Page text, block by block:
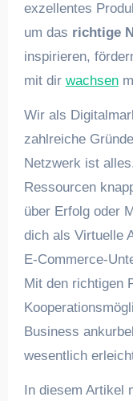
exzellentes
um das richtige
inspirieren,
mit dir wachsen
Wir als
zahlreiche
Netzwerk ist
Ressourcen
über Erfolg oder
dich als Virtuelle
E-Commerce-
Mit den richtigen
Business
wesentlich
In diesem Artikel